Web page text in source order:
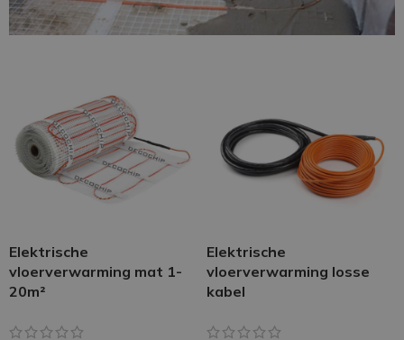
Elektrische
vloerverwarming mat 1-
20m²
Elektrische
vloerverwarming losse
kabel